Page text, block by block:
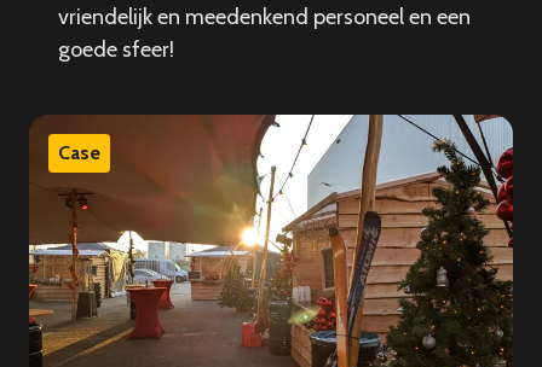
vriendelijk en meedenkend personeel en een
goede sfeer!
Case